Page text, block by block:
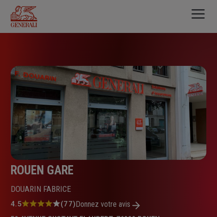
contenu
principal
ROUEN GARE
DOUARIN FABRICE
Note
4.5 (77)Donnez votre avis